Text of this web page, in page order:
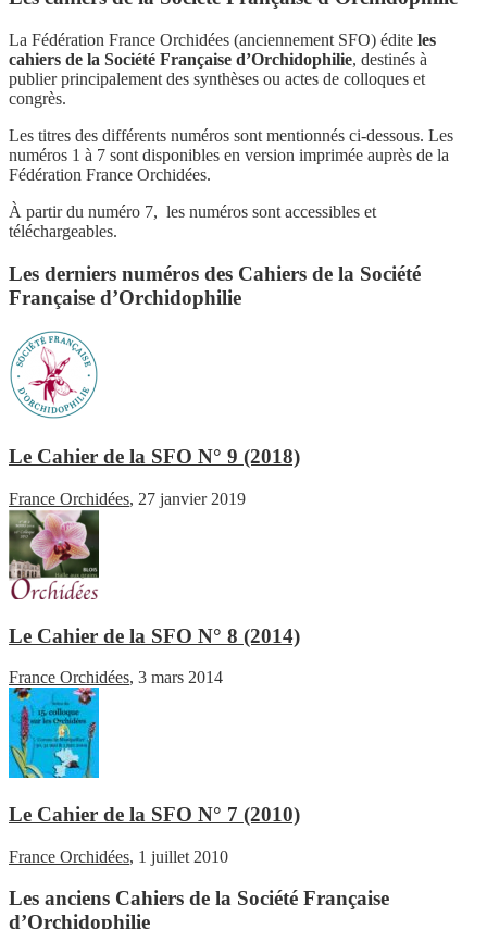
La Fédération France Orchidées (anciennement SFO) édite les
cahiers de la Société Française d’Orchidophilie, destinés à
publier principalement des synthèses ou actes de colloques et
congrès.
Les titres des différents numéros sont mentionnés ci-dessous. Les
numéros 1 à 7 sont disponibles en version imprimée auprès de la
Fédération France Orchidées.
À partir du numéro 7, les numéros sont accessibles et
téléchargeables.
Les derniers numéros des Cahiers de la Société
Française d’Orchidophilie
Le Cahier de la SFO N° 9 (2018)
France Orchidées, 27 janvier 2019
Le Cahier de la SFO N° 8 (2014)
France Orchidées, 3 mars 2014
Le Cahier de la SFO N° 7 (2010)
France Orchidées, 1 juillet 2010
Les anciens Cahiers de la Société Française
d’Orchidophilie